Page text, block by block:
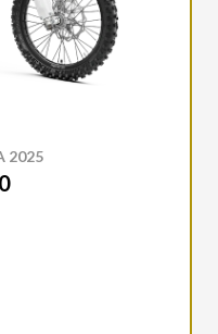
2025